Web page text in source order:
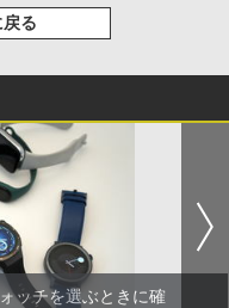
戻る
ッチを選ぶときに確